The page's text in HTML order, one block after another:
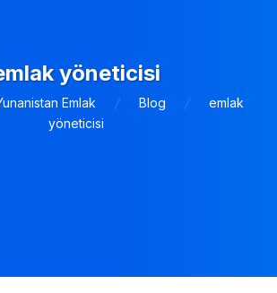
yöneticisi
Emlak Blog
emlak
yöneticisi